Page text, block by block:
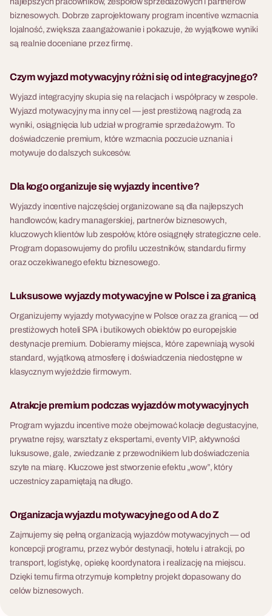
biznesowych. Dobrze zaprojektowany program incentive wzmacnia
lojalność, zwiększa zaangażowanie i pokazuje, że wyjątkowe wyniki
są realnie doceniane przez firmę.
Czym wyjazd motywacyjny różni się od integracyjnego?
Wyjazd integracyjny skupia się na relacjach i współpracy w zespole.
Wyjazd motywacyjny ma inny cel — jest prestiżową nagrodą za
wyniki, osiągnięcia lub udział w programie sprzedażowym. To
doświadczenie premium, które wzmacnia poczucie uznania i
motywuje do dalszych sukcesów.
Dla kogo organizuje się wyjazdy incentive?
Wyjazdy incentive najczęściej organizowane są dla najlepszych
handlowców, kadry managerskiej, partnerów biznesowych,
kluczowych klientów lub zespołów, które osiągnęły strategiczne cele.
Program dopasowujemy do profilu uczestników, standardu firmy
oraz oczekiwanego efektu biznesowego.
Luksusowe wyjazdy motywacyjne w Polsce i za granicą
Organizujemy wyjazdy motywacyjne w Polsce oraz za granicą — od
prestiżowych hoteli SPA i butikowych obiektów po europejskie
destynacje premium. Dobieramy miejsca, które zapewniają wysoki
standard, wyjątkową atmosferę i doświadczenia niedostępne w
klasycznym wyjeździe firmowym.
Atrakcje premium podczas wyjazdów motywacyjnych
Program wyjazdu incentive może obejmować kolacje degustacyjne,
prywatne rejsy, warsztaty z ekspertami, eventy VIP, aktywności
luksusowe, gale, zwiedzanie z przewodnikiem lub doświadczenia
szyte na miarę. Kluczowe jest stworzenie efektu „wow”, który
uczestnicy zapamiętają na długo.
Organizacja wyjazdu motywacyjnego od A do Z
Zajmujemy się pełną organizacją wyjazdów motywacyjnych — od
koncepcji programu, przez wybór destynacji, hotelu i atrakcji, po
transport, logistykę, opiekę koordynatora i realizację na miejscu.
Dzięki temu firma otrzymuje kompletny projekt dopasowany do
celów biznesowych.